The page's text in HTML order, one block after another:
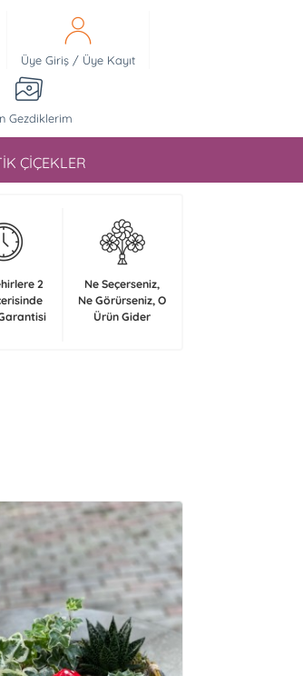
Üye Giriş/ Üye Kayıt
Gezdiklerim
ÇİÇEKLER
2
Ne Seçerseniz,
Ne Görürseniz, O
Ürün Gider